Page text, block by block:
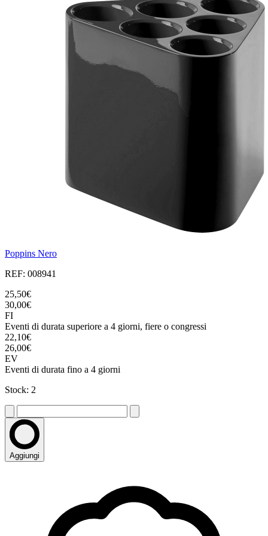
Poppins Nero
REF: 008941
25,50€
30,00€
FI
Eventi di durata superiore a 4 giorni, fiere o congressi
22,10€
26,00€
EV
Eventi di durata fino a 4 giorni
Stock: 2
Aggiungi